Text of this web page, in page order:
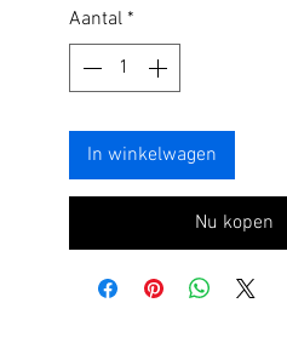
Aantal *
In winkelwagen
Nu kopen